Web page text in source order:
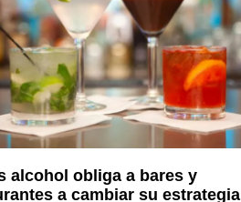
alcohol obliga a bares y
a cambiar su estrategia